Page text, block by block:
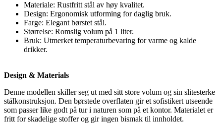
Materiale: Rustfritt stål av høy kvalitet.
Design: Ergonomisk utforming for daglig bruk.
Farge: Elegant børstet stål.
Størrelse: Romslig volum på 1 liter.
Bruk: Utmerket temperaturbevaring for varme og kalde
drikker.
Design & Materials
Denne modellen skiller seg ut med sitt store volum og sin slitesterke
stålkonstruksjon. Den børstede overflaten gir et sofistikert utseende
som passer like godt på tur i naturen som på et kontor. Materialet er
fritt for skadelige stoffer og gir ingen bismak til innholdet.